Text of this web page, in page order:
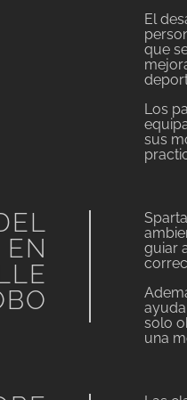
El
que
Los
sus
EN
guiar
solo
una